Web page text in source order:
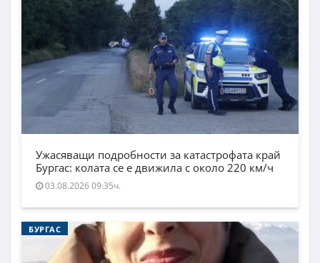
Ужасяващи подробности за катастрофата край
Бургас: колата се е движила с около 220 км/ч
03.08.2026 09:35ч.
БУРГАС